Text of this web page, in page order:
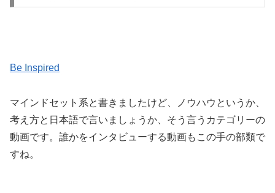
Be Inspired
マインドセット系と書きましたけど、ノウハウというか、
考え方と日本語で言いましょうか、そう言うカテゴリーの
動画です。誰かをインタビューする動画もこの手の部類で
すね。